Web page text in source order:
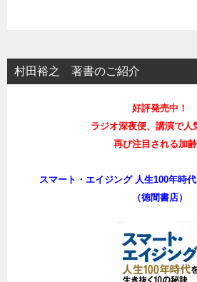
村田裕之 著書のご紹介
好評発売中！
ラジオ深夜便、講演で人
再び注目される加
スマート・エイジング 人生100年時
（徳間書店）